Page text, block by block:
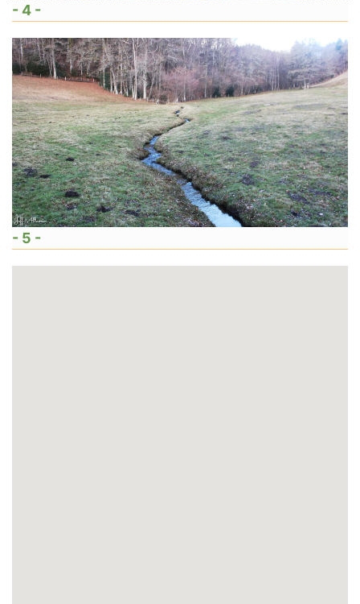
- 4 -
- 5 -